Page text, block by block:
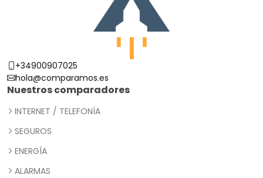
+34900907025
hola@comparamos.es
Nuestros comparadores
INTERNET / TELEFONÍA
SEGUROS
ENERGÍA
ALARMAS